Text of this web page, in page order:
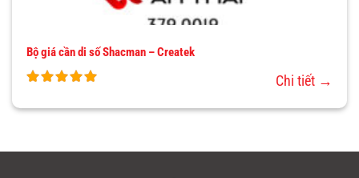
Bộ giá cần di số Shacman – Createk
Chi tiết →